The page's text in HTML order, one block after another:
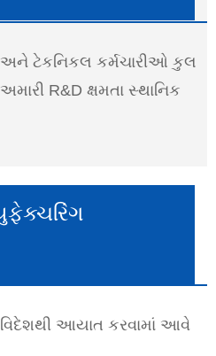
અને ટેકનિકલ કર્મચારીઓ કુલ
R&D ક્ષમતા સ્થાનિક
આયાત કરવામાં આવે